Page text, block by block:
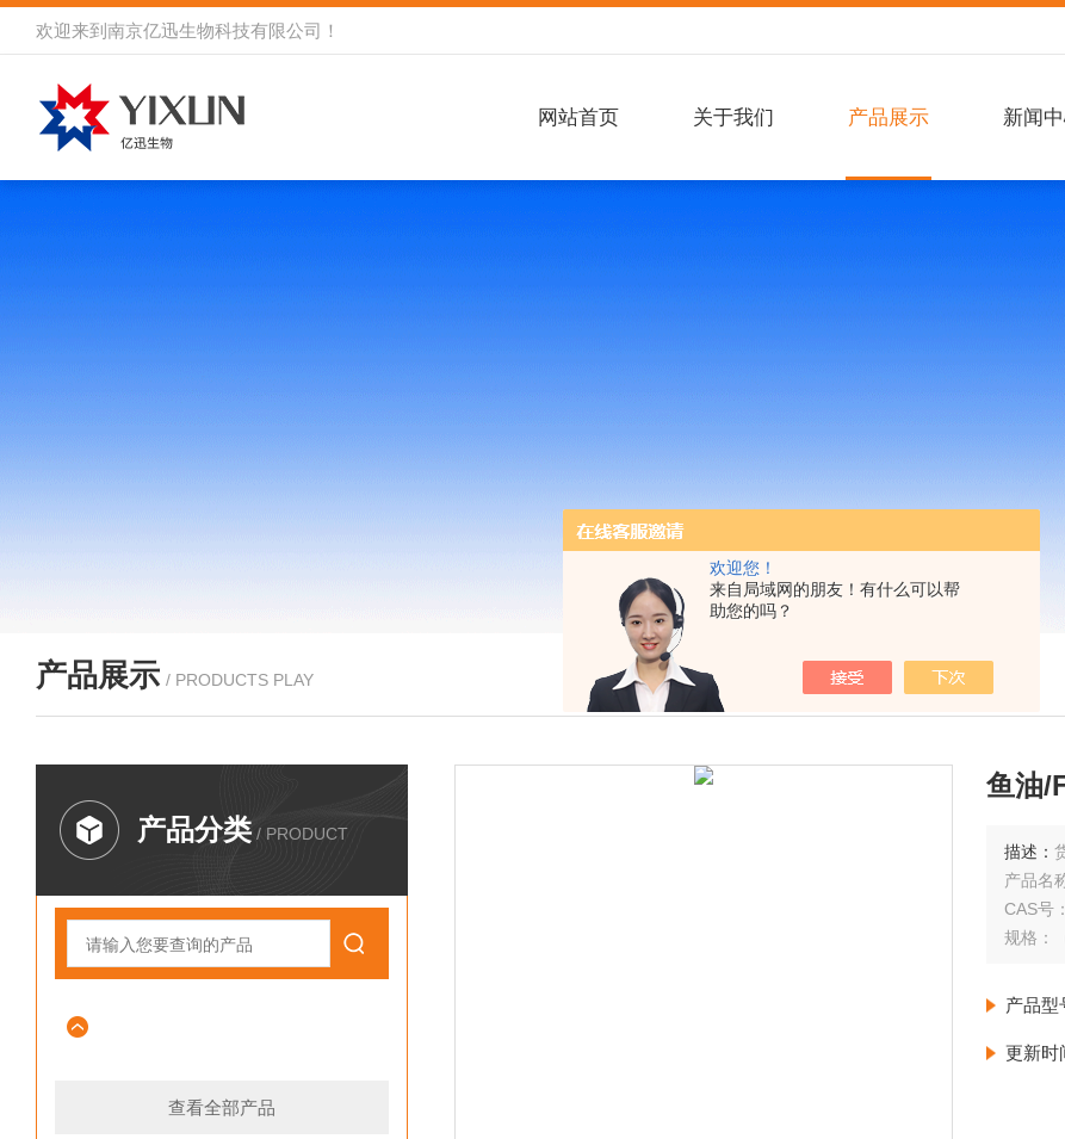
欢迎您！
来自局域网的朋友！有什么可以帮
助您的吗？
欢迎来到 南京亿迅生物科技有限公司 ！
网站首页 关于我们 产品展示 新闻
产品展示 / PRODUCTS PLAY
产品分类 / PRODUCT
查看全部产品
鱼油/
描述：
产品名
CAS号
产品型
更新时